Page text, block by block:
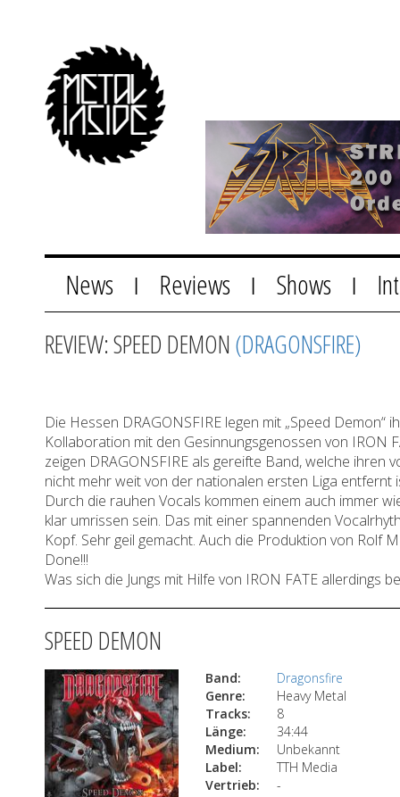
News Reviews Shows
REVIEW: SPEED DEMON (DRAGONSFIRE)
Die Hessen DRAGONSFIRE legen mit „Speed
Kollaboration mit den Gesinnungsgenossen von IRON
zeigen DRAGONSFIRE als gereifte Band, welche
nicht mehr weit von der nationalen ersten Liga entfernt
Durch die rauhen Vocals kommen einem auch immer
klar umrissen sein. Das mit einer spannenden
Kopf. Sehr geil gemacht. Auch die Produktion von Rolf
Done!!!
Was sich die Jungs mit Hilfe von IRON FATE allerdings
SPEED DEMON
Band:
Dragonsfire
Genre:
Heavy Metal
Tracks:
8
Länge:
34:44
Medium:
Unbekannt
Label:
TTH Media
Vertrieb:
-